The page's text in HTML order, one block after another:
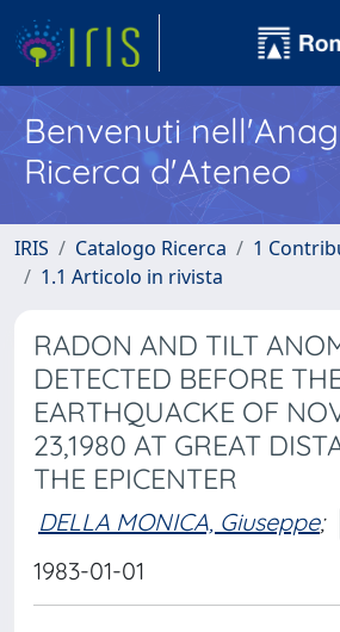
Benvenuti
Ricerca d'Ateneo
IRIS Catalogo Ricerca
1
1.1 Articolo in rivista
RADON AND TILT
DETECTED BEFORE
EARTHQUACKE OF
23,1980 AT GREAT
THE EPICENTER
DELLA MONICA, Giuseppe;
1983-01-01